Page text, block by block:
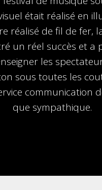
était réalisé en
réalisé de fil de fer,
un réel succès et a
les
sous toutes les
que sympathique.